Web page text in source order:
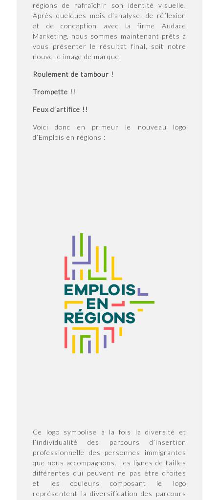
régions de rafraîchir son identité visuelle.
Après quelques mois d’analyse, de réflexion
et de conception avec la firme Audace
Marketing, nous sommes maintenant prêts à
vous présenter le résultat final, soit notre
nouvelle image de marque.
Roulement de tambour !
Trompette !!
Feux d’artifice !!
Voici donc en primeur le nouveau logo
d’Emplois en régions :
Ce logo symbolise à la fois la diversité et
l’individualité des parcours d’insertion
professionnelle des personnes immigrantes
que nous accompagnons. Les lignes de tailles
différentes qui peuvent ne pas être droites
et les couleurs composant le logo
représentent la diversification des parcours